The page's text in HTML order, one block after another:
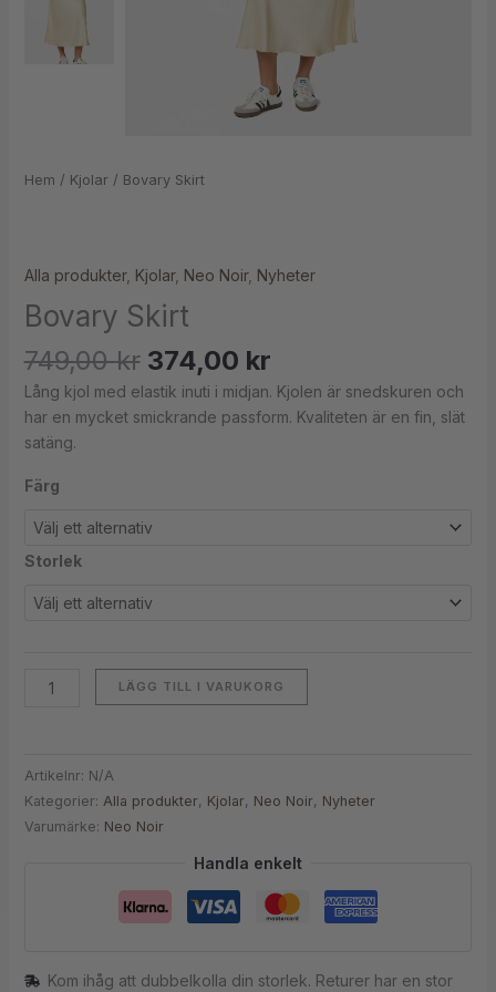
Hem / Kjolar/ Bovary Skirt
Alla produkter, Kjolar, Neo Noir, Nyheter
Bovary Skirt
749,00kr 374,00 kr
Lång kjol med elastik inuti i midjan. Kjolen är snedskuren och
har en mycket smickrande passform. Kvaliteten är en fin, slät
satäng.
Färg
Storlek
LÄGG TILL I VARUKORG
Artikelnr: N/A
Kategorier: Alla produkter, Kjolar, Neo Noir, Nyheter
Varumärke: Neo Noir
Handla enkelt
Kom ihåg att dubbelkolla din storlek. Returer har en stor